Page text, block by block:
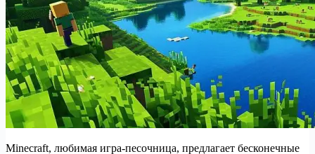
Minecraft, любимая игра-песочница, предлагает бесконечные